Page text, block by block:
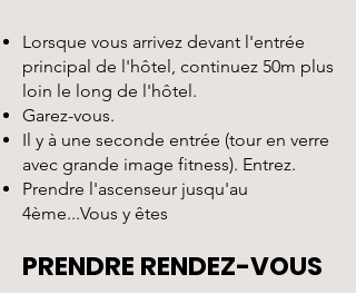
Lorsque vous arrivez devant l'entrée
principal de l'hôtel, continuez 50m plus
loin le long de l'hôtel.
Garez-vous.
Il y à une seconde entrée (tour en verre
avec grande image fitness). Entrez.
Prendre l'ascenseur jusqu'au
4ème...Vous y êtes
PRENDRE RENDEZ-VOUS